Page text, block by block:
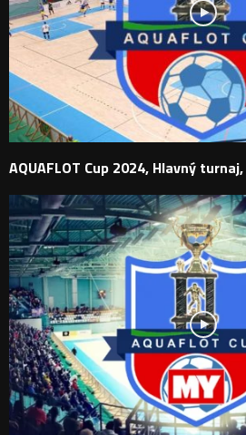
AQUAFLOT Cup 2024, Hlavný turnaj,